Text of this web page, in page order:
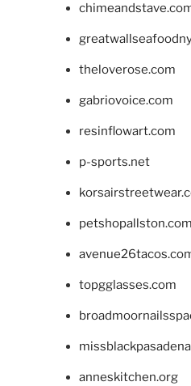
theloverose.com
gabriovoice.com
resinflowart.com
p-sports.net
petshopallston.com
topgglasses.com
anneskitchen.org